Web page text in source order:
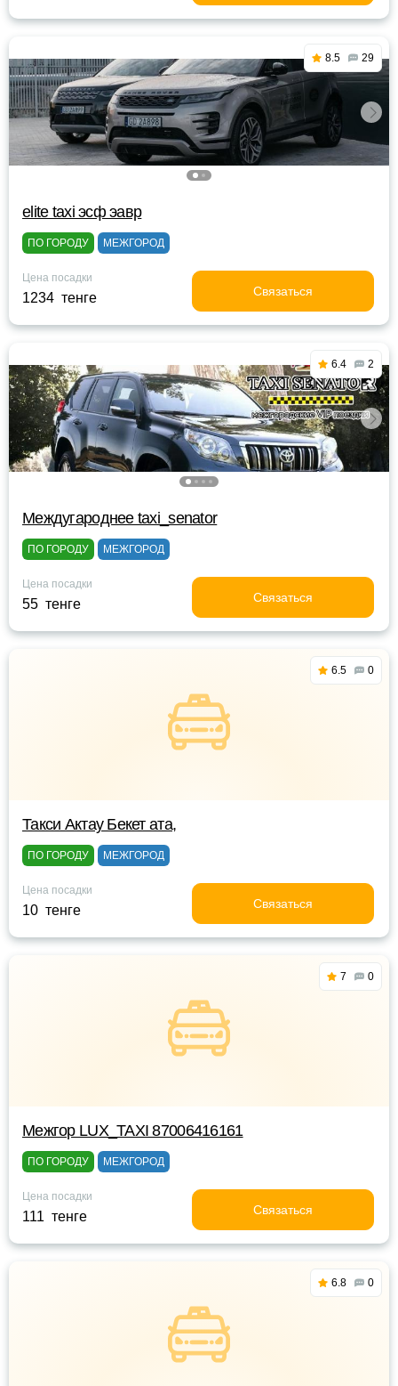
8.5 29
elite taxi эсф эавр
ПО ГОРОДУ МЕЖГОРОД
Цена посадки
1234 тенге Связаться
6.4 2
Междугароднее taxi_senator
ПО ГОРОДУ МЕЖГОРОД
Цена посадки
55 тенге Связаться
6.5 0
Такси Актау Бекет ата,
ПО ГОРОДУ МЕЖГОРОД
Цена посадки
10 тенге Связаться
7 0
Межгор LUX_TAXI 87006416161
ПО ГОРОДУ МЕЖГОРОД
Цена посадки
111 тенге Связаться
6.8 0